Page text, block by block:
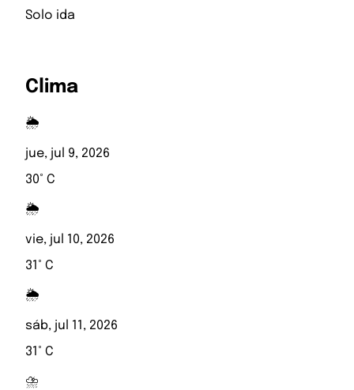
Solo ida
Clima
🌦️
jue, jul 9, 2026
30° C
🌦️
vie, jul 10, 2026
31° C
🌦️
sáb, jul 11, 2026
31° C
⛈️